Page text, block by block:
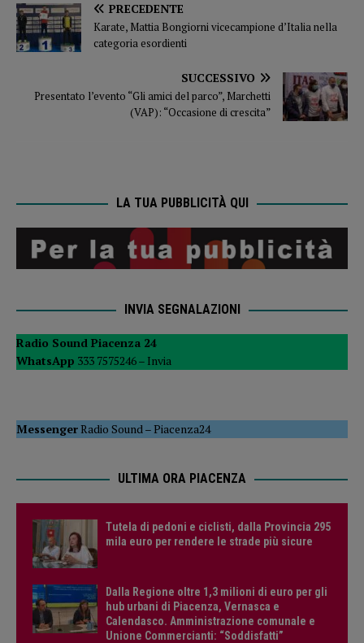
PRECEDENTE
Karate, Mattia Bongiorni vicecampione d’Italia nella
categoria esordienti
SUCCESSIVO
Presentato l’evento “Gli amici del parco”, Marchetti
(VAP): “Occasione di crescita”
LA TUA PUBBLICITÀ QUI
INVIA SEGNALAZIONI
Radio Sound Piacenza 24
WhatsApp 333 7575246 – Invia
MessengerRadio Sound –Piacenza24
ULTIMA ORA PIACENZA
Tutela di pedoni e ciclisti, dalla Provincia 295
mila euro per rendere le strade più sicure
Dalla Regione oltre 1,3 milioni di euro per gli
hub urbani di Piacenza, Vernasca e
Calendasco. Amministrazione comunale e
Unione Commercianti: “Soddisfatti”